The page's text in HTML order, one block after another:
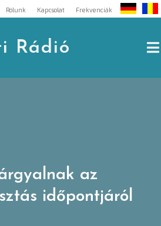
Rólunk Kapcsolat Frekvenciák
Rádió
az
időpontjáról